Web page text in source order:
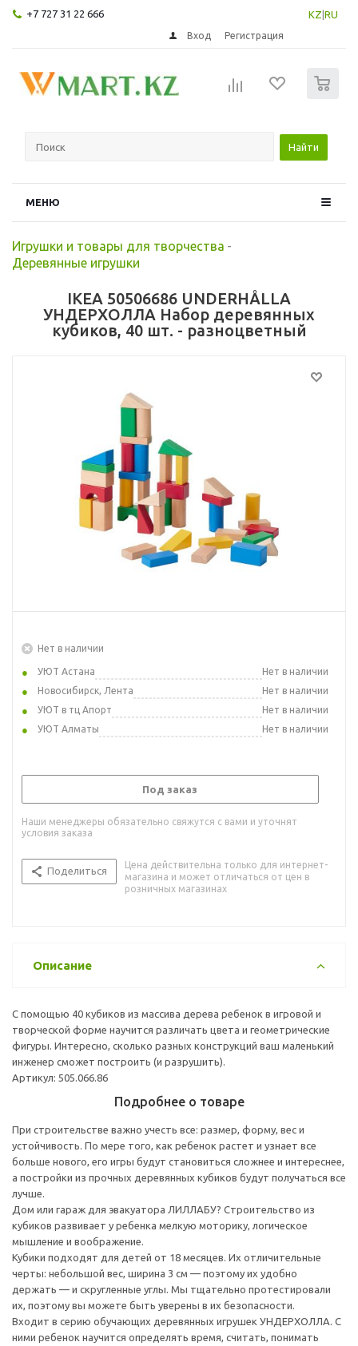
+7 727 31 22 666 KZ RU
Вход Регистрация
Найти
МЕНЮ
Игрушки и товары для творчества -
Деревянные игрушки
IKEA 50506686 UNDERHÅLLA
УНДЕРХОЛЛА Набор деревянных
кубиков, 40 шт. - разноцветный
Нет в наличии
УЮТ Астана
Нет в наличии
Новосибирск, Лента
Нет в наличии
УЮТ в тц Апорт
Нет в наличии
УЮТ Алматы
Нет в наличии
Под заказ
Наши менеджеры обязательно свяжутся с вами и уточнят
условия заказа
Поделиться
Цена действительна только для интернет-
магазина и может отличаться от цен в
розничных магазинах
Описание
С помощью 40 кубиков из массива дерева ребенок в игровой и
творческой форме научится различать цвета и геометрические
фигуры. Интересно, сколько разных конструкций ваш маленький
инженер сможет построить (и разрушить).
Артикул: 505.066.86
Подробнее о товаре
При строительстве важно учесть все: размер, форму, вес и
устойчивость. По мере того, как ребенок растет и узнает все
больше нового, его игры будут становиться сложнее и интереснее,
а постройки из прочных деревянных кубиков будут получаться все
лучше.
Дом или гараж для эвакуатора ЛИЛЛАБУ? Строительство из
кубиков развивает у ребенка мелкую моторику, логическое
мышление и воображение.
Кубики подходят для детей от 18 месяцев. Их отличительные
черты: небольшой вес, ширина 3 см — поэтому их удобно
держать — и скругленные углы. Мы тщательно протестировали
их, поэтому вы можете быть уверены в их безопасности.
Входит в серию обучающих деревянных игрушек УНДЕРХОЛЛА. С
ними ребенок научится определять время, считать, понимать